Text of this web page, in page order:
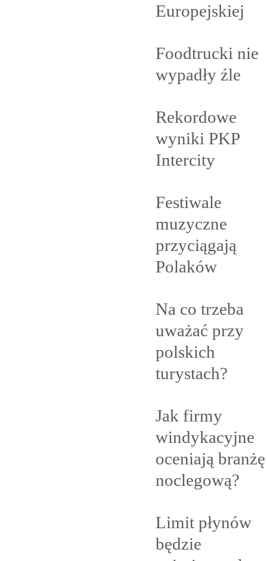
Europejskiej
Foodtrucki nie
wypadły źle
Rekordowe
wyniki PKP
Intercity
Festiwale
muzyczne
przyciągają
Polaków
Na co trzeba
uważać przy
polskich
turystach?
Jak firmy
windykacyjne
oceniają branżę
noclegową?
Limit płynów
będzie